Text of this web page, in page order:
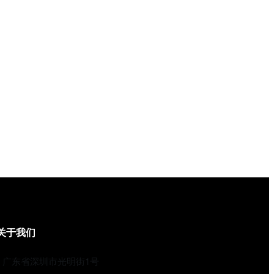
于我们
广东省深圳市光明街1号